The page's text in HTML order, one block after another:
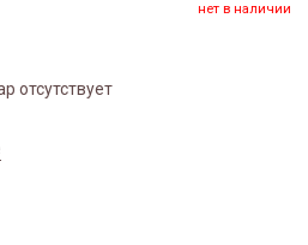
нет в наличии
отсутствует